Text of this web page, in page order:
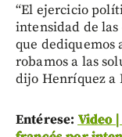
“El ejercicio
intensidad de
que dediquemos
robamos a las
dijo Henríquez a
Entérese: Video